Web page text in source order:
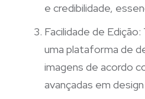
e credibilidade,
Facilidade de
uma plataforma de
imagens de acordo
avançadas em